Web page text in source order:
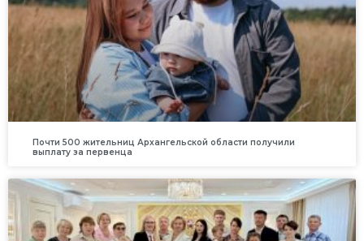
Почти 500 жительниц Архангельской области получили
выплату за первенца